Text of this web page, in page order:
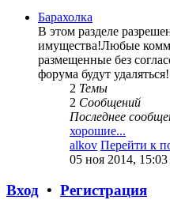
Барахолка
В этом разделе
имущества!Любые
размещенные без
форума будут удаляться!
2 Темы
2 Сообщений
Последнее
хорошие...
alkov Перейти к
05 ноя 2014, 15:03
Вход • Регистрация